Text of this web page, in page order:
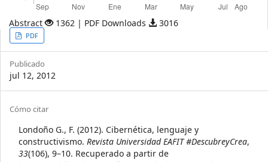
Abstract 1362 | PDF Downloads 3016
Article
Sidebar
PDF
Publicado
jul 12, 2012
Article
Details
Cómo citar
Londoño G., F. (2012). Cibernética, lenguaje y
constructivismo. Revista Universidad EAFIT #DescubreyCrea,
33(106), 9–10. Recuperado a partir de